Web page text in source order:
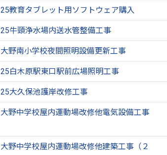
教育タブレット用ソフトウェア購入
牛頸浄水場内送水管整備工事
野南小学校夜間照明設備更新工事
白木原駅東口駅前広場照明工事
大久保池護岸改修工事
野中学校屋内運動場改修他電気設備工事
野中学校屋内運動場改修他建築工事（２